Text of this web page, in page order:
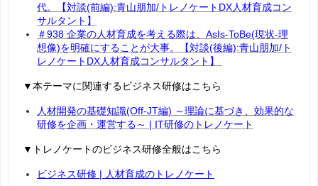
代。【対談(前編):青山朋加/トレノケートDX人材育成コン
サルタント】
＃938 企業の人材育成を考える際は、AsIs-ToBe(現状-理
想像)を明確にすることが大事。【対談(後編):青山朋加/ト
レノケートDX人材育成コンサルタント】
▼本テーマに関連するビジネス研修はこちら
人材開発の基礎知識(Off-JT編) ～理論に基づき、効果的な
研修を企画・運営する～ | IT研修のトレノケート
▼トレノケートのビジネス研修全般はこちら
ビジネス研修 | 人材育成のトレノケート